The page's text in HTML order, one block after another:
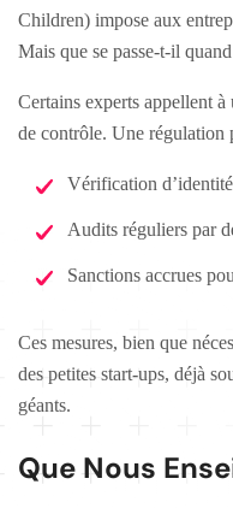
Children) impose aux
Mais que se passe-t-il
Certains experts appellent
de contrôle. Une régulation
Vérification
Audits réguliers par
Sanctions accrues
Ces mesures, bien que
des petites start-ups, déjà
géants.
Que Nous